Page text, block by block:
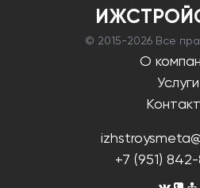
© 2015-2026 Все
О
Услуги
+7 (951)